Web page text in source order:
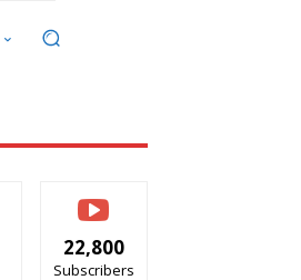
22,800
Subscribers